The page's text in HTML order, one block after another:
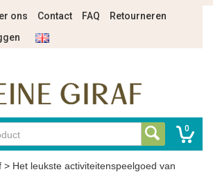
ons Contact FAQ
Retourneren
0
> Het leukste activiteitenspeelgoed van